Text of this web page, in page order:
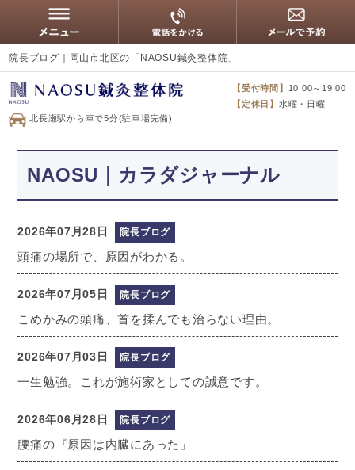
院長ブログ｜岡山市北区の「NAOSU鍼灸整体院」
北長瀬駅から車で5分(駐車場完備)
【受付時間】
10:00～19:00
【定休日】 水曜・日曜
NAOSU｜カラダジャーナル
2026年07月28日 院長ブログ
頭痛の場所で、原因がわかる。
2026年07月05日 院長ブログ
こめかみの頭痛、首を揉んでも治らない理由。
2026年07月03日 院長ブログ
一生勉強。これが施術家としての誠意です。
2026年06月28日 院長ブログ
腰痛の『原因は内臓にあった」